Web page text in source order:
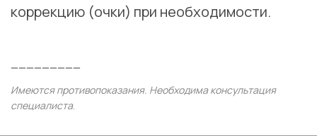
коррекцию (очки) при необходимости.
—————————
Имеются противопоказания. Необходима консультация
специалиста.